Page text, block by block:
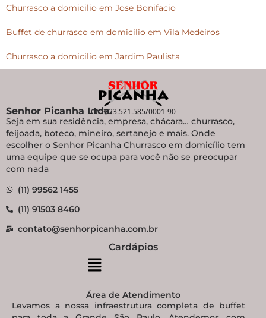
Churrasco a domicilio em Jose Bonifacio
Buffet de churrasco em domicilio em Vila Medeiros
Churrasco a domicilio em Jardim Paulista
Senhor Picanha Ltda.CNPJ 23.521.585/0001-90
Seja em sua residência, empresa, chácara… churrasco,
feijoada, boteco, mineiro, sertanejo e mais. Onde
escolher o Senhor Picanha Churrasco em domicílio tem
uma equipe que se ocupa para você não se preocupar
com nada
(11) 99562 1455
(11) 91503 8460
contato@senhorpicanha.com.br
Cardápios
Área de Atendimento
Levamos a nossa infraestrutura completa de buffet